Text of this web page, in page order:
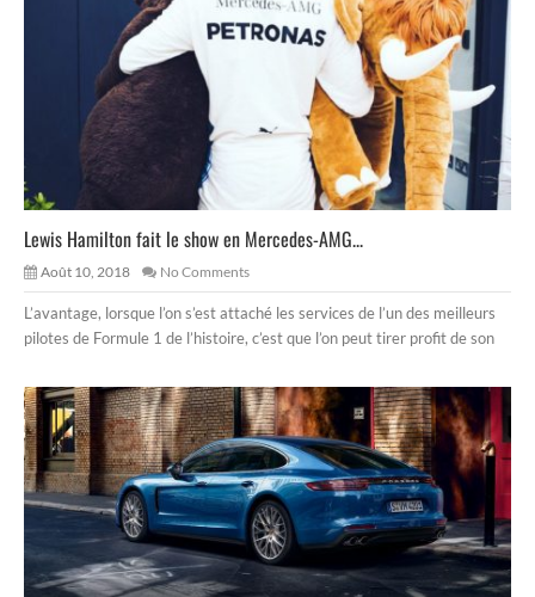
Lewis Hamilton fait le show en Mercedes-AMG...
Août 10, 2018 No Comments
L’avantage, lorsque l’on s’est attaché les services de l’un des meilleurs
pilotes de Formule 1 de l’histoire, c’est que l’on peut tirer profit de son